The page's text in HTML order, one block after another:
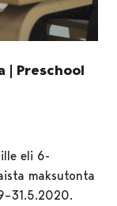
| Preschool
eli 6-
maksutonta